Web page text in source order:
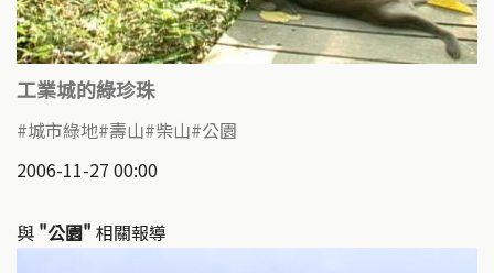
工業城的綠珍珠
城市綠地 壽山 柴山 公園
2006-11-27 00:00
與 "公園" 相關報導